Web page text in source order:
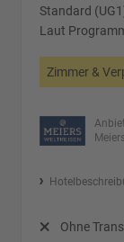
Standard
Laut
Zimmer &
Ohne